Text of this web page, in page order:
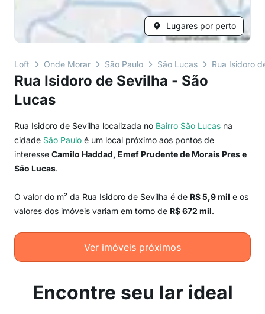
Lugares por perto
Loft Onde Morar São Paulo São Lucas Rua Isidoro
Rua Isidoro de Sevilha - São
Lucas
Rua Isidoro de Sevilha localizada no Bairro São Lucas na
cidade São Paulo é um local próximo aos pontos de
interesse Camilo Haddad, Emef Prudente de Morais Pres e
São Lucas.
O valor do m² da Rua Isidoro de Sevilha é de R$ 5,9 mil e os
valores dos imóveis variam em torno de R$ 672 mil.
Ver imóveis próximos
Encontre seu lar ideal